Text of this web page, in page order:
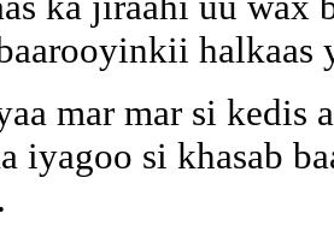
halkaas
mar mar si kedis
iyagoo si khasab